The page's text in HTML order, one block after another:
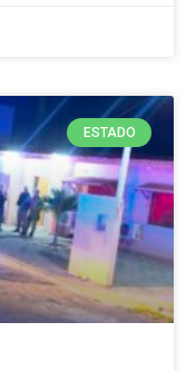
ESTADO